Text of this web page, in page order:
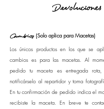
Devoluciones
Cambios (Solo aplica para Macetas)
Los únicos productos en los que se
cambios es para las macetas. Al
pedido tu maceta es entregada
notificárselo al repartidor y toma
En tu confirmación de pedido indica el
recibiste la maceta. En breve te